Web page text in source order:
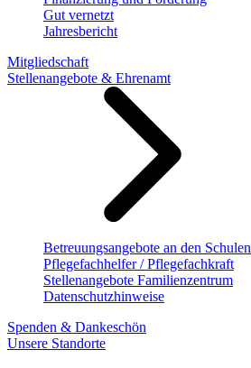
Gut vernetzt
Jahresbericht
Mitgliedschaft
Stellenangebote & Ehrenamt
Betreuungsangebote an den Schulen
Pflegefachhelfer / Pflegefachkraft
Stellenangebote Familienzentrum
Datenschutzhinweise
Spenden & Dankeschön
Unsere Standorte